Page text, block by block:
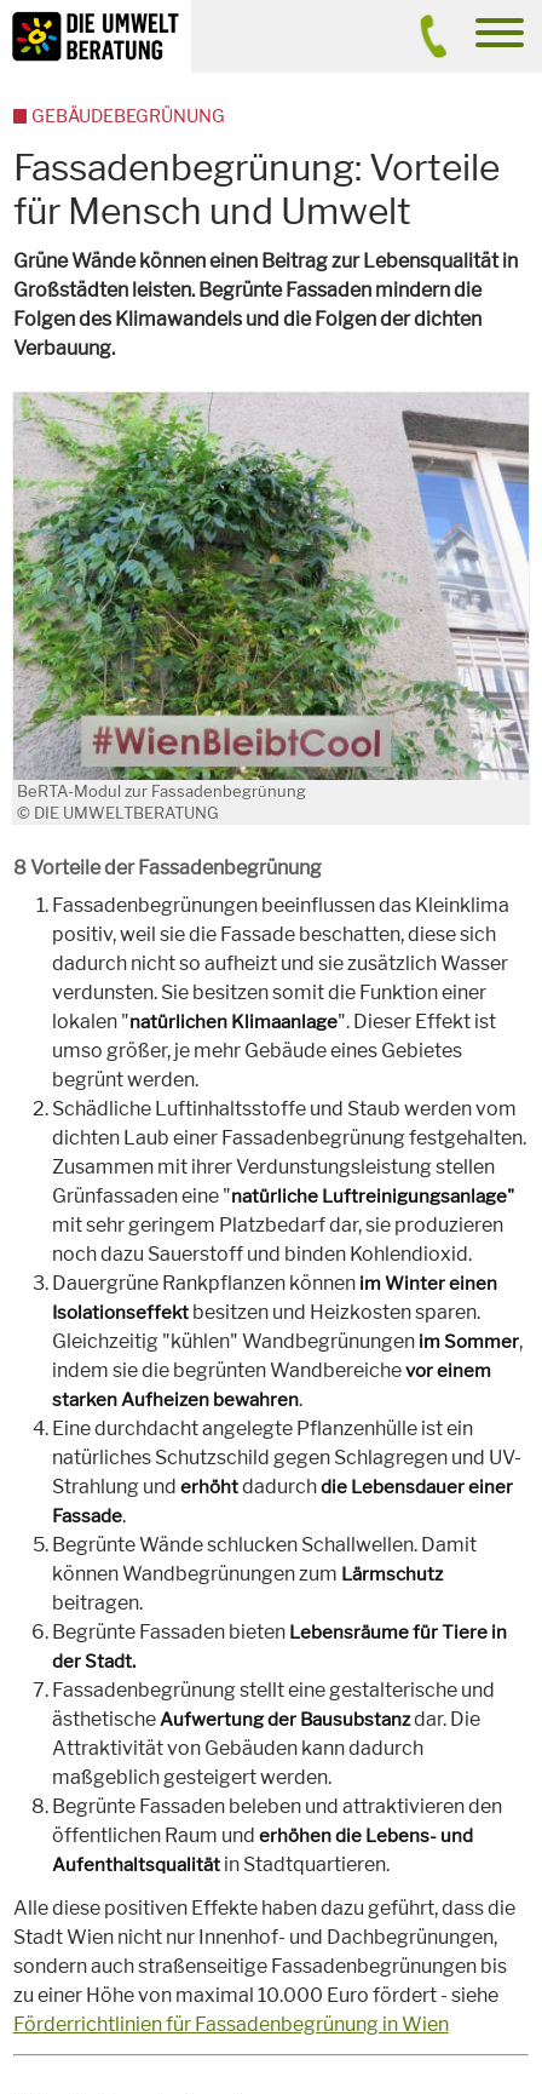
Inhalt
Suche
Fassadenbegrünung: Vorteile
für Mensch und Umwelt
Grüne Wände können einen Beitrag zur Lebensqualität in
Großstädten leisten. Begrünte Fassaden mindern die
Folgen des Klimawandels und die Folgen der dichten
Verbauung.
BeRTA-Modul zur Fassadenbegrünung
© DIE UMWELTBERATUNG
8 Vorteile der Fassadenbegrünung
Fassadenbegrünungen beeinflussen das Kleinklima
positiv, weil sie die Fassade beschatten, diese sich
dadurch nicht so aufheizt und sie zusätzlich Wasser
verdunsten. Sie besitzen somit die Funktion einer
lokalen "natürlichen Klimaanlage". Dieser Effekt ist
umso größer, je mehr Gebäude eines Gebietes
begrünt werden.
Schädliche Luftinhaltsstoffe und Staub werden vom
dichten Laub einer Fassadenbegrünung festgehalten.
Zusammen mit ihrer Verdunstungsleistung stellen
Grünfassaden eine "natürliche Luftreinigungsanlage"
mit sehr geringem Platzbedarf dar, sie produzieren
noch dazu Sauerstoff und binden Kohlendioxid.
Dauergrüne Rankpflanzen können im Winter einen
Isolationseffekt besitzen und Heizkosten sparen.
Gleichzeitig "kühlen" Wandbegrünungen im Sommer,
indem sie die begrünten Wandbereichevor einem
starken Aufheizen bewahren.
Eine durchdacht angelegte Pflanzenhülle ist ein
natürliches Schutzschild gegen Schlagregen und UV-
Strahlung und erhöhtdadurchdie Lebensdauer einer
Fassade.
Begrünte Wände schlucken Schallwellen. Damit
können Wandbegrünungen zum Lärmschutz
beitragen.
Begrünte Fassaden bieten Lebensräume für Tiere in
der Stadt.
Fassadenbegrünung stellt eine gestalterische und
ästhetischeAufwertung der Bausubstanzdar. Die
Attraktivität von Gebäuden kann dadurch
maßgeblich gesteigert werden.
Begrünte Fassaden beleben und attraktivieren den
öffentlichen Raum und erhöhen die Lebens- und
Aufenthaltsqualitätin Stadtquartieren.
Alle diese positiven Effekte haben dazu geführt, dass die
Stadt Wien nicht nur Innenhof- und Dachbegrünungen,
sondern auch straßenseitige Fassadenbegrünungen bis
zu einer Höhe von maximal 10.000 Euro fördert - siehe
Förderrichtlinien für Fassadenbegrünung in Wien
GEBÄUDEBEGRÜNUNG